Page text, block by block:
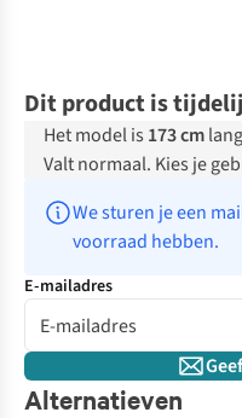
Dit product is
Het model is 173 cm
Valt normaal. Kies je
We sturen je een
voorraad hebben.
E-mailadres
Alternatieven